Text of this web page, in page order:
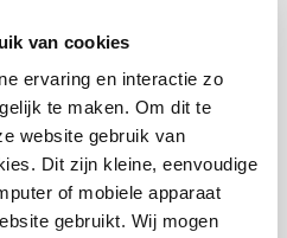
van cookies
ervaring en interactie zo
te maken. Om dit te
website gebruik van
Dit zijn kleine, eenvoudige
of mobiele apparaat
gebruikt. Wij mogen